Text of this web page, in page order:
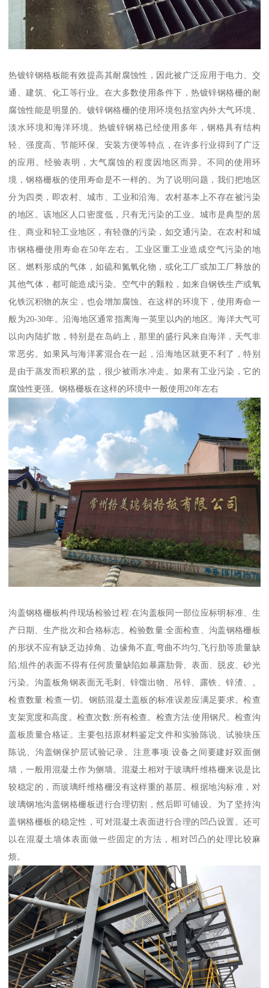
热镀锌钢格板能有效提高其耐腐蚀性，因此被广泛应用于电力、交
通、建筑、化工等行业。在大多数使用条件下，热镀锌钢格栅的耐
腐蚀性能是明显的。镀锌钢格栅的使用环境包括室内外大气环境、
淡水环境和海洋环境。热镀锌钢格已经使用多年，钢格具有结构
轻、强度高、节能环保、安装方便等特点，在许多行业得到了广泛
的应用。经验表明，大气腐蚀的程度因地区而异。不同的使用环
境，钢格栅板的使用寿命是不一样的。为了说明问题，我们把地区
分为四类，即农村、城市、工业和沿海。农村基本上不存在被污染
的地区。该地区人口密度低，只有无污染的工业。城市是典型的居
住、商业和轻工业地区，有轻微的污染，如交通污染。在农村和城
市钢格栅使用寿命在50年左右。工业区重工业造成空气污染的地
区。燃料形成的气体，如硫和氮氧化物，或化工厂或加工厂释放的
其他气体，都可能造成污染。空气中的颗粒，如来自钢铁生产或氧
化铁沉积物的灰尘，也会增加腐蚀。在这样的环境下，使用寿命一
般为20-30年。沿海地区通常指离海一英里以内的地区。海洋大气可
以向内陆扩散，特别是在岛屿上，那里的盛行风来自海洋，天气非
常恶劣。如果风与海洋雾混合在一起，沿海地区就更不利了，特别
是由于蒸发而积累的盐，很少被雨水冲走。如果有工业污染，它的
腐蚀性更强。钢格栅板在这样的环境中一般使用20年左右
沟盖钢格栅板构件现场检验过程:在沟盖板同一部位应标明标准、生
产日期、生产批次和合格标志。检验数量:全面检查、沟盖钢格栅板
的形状不应有缺乏边掉角、边缘角不直,弯曲不均匀,飞行肋等质量缺
陷;组件的表面不得有任何质量缺陷如暴露肋骨、表面、脱皮、砂光
污染。沟盖板角钢表面无毛刺、锌馏出物、吊锌、露铁、锌渣、。
检查数量:检查一切。钢筋混凝土盖板的标准误差应满足要求。检查
支架宽度和高度。检查次数:所有检查。检查方法:使用钢尺。检查沟
盖板质量合格证。主要包括原材料鉴定文件和实验陈说、试验块压
陈说、沟盖钢保护层试验记录。注意事项:设备之间要建好双面侧
墙，一般用混凝土作为侧墙。混凝土相对于玻璃纤维格栅来说是比
较稳定的，而玻璃纤维格栅没有这样重的基层。根据地沟标准，对
玻璃钢地沟盖钢格栅板进行合理切割，然后即可铺设。为了坚持沟
盖钢格栅板的稳定性，可对混凝土表面进行合理的凹凸设置。还可
以在混凝土墙体表面做一些固定的方法，相对凹凸的处理比较麻
烦。